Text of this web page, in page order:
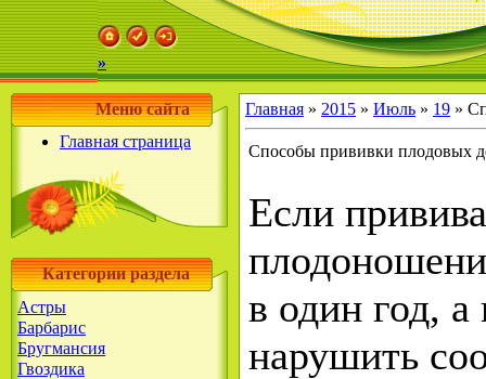
»
Меню сайта
Главная страница
Категории раздела
Астры
Барбарис
Бругмансия
Гвоздика
Главная » 2015 » Июль » 19 »
Способы прививки плодовых
Если
в один год, а
нарушить